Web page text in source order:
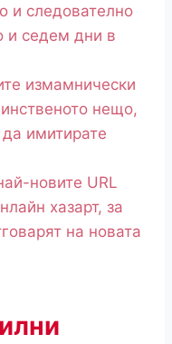
и следователно
и седем дни в
измамнически
нещо,
имитирате
новите URL
хазарт, за
на новата